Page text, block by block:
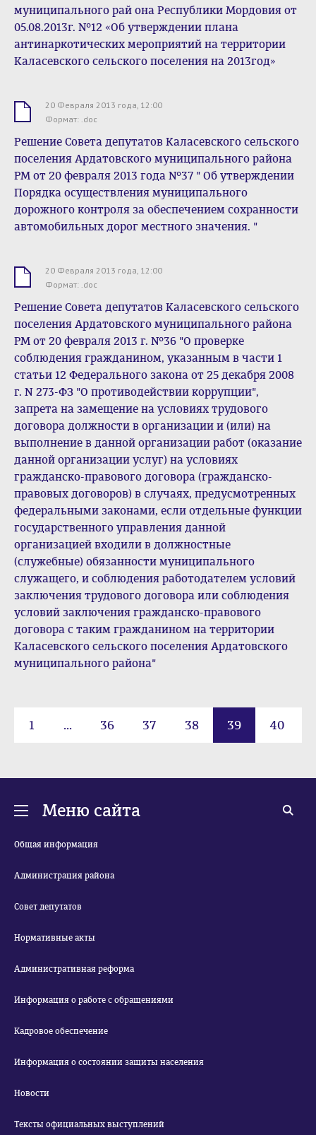
муниципального рай она Республики Мордовия от
05.08.2013г. №12 «Об утверждении плана
антинаркотических мероприятий на территории
Каласевского сельского поселения на 2013год»
20 Февраля 2013 года, 12:00
Формат: .doc
Решение Совета депутатов Каласевского сельского
поселения Ардатовского муниципального района
РМ от 20 февраля 2013 года №37 " Об утверждении
Порядка осуществления муниципального
дорожного контроля за обеспечением сохранности
автомобильных дорог местного значения. "
20 Февраля 2013 года, 12:00
Формат: .doc
Решение Совета депутатов Каласевского сельского
поселения Ардатовского муниципального района
РМ от 20 февраля 2013 г. №36 "О проверке
соблюдения гражданином, указанным в части 1
статьи 12 Федерального закона от 25 декабря 2008
г. N 273-ФЗ "О противодействии коррупции",
запрета на замещение на условиях трудового
договора должности в организации и (или) на
выполнение в данной организации работ (оказание
данной организации услуг) на условиях
гражданско-правового договора (гражданско-
правовых договоров) в случаях, предусмотренных
федеральными законами, если отдельные функции
государственного управления данной
организацией входили в должностные
(служебные) обязанности муниципального
служащего, и соблюдения работодателем условий
заключения трудового договора или соблюдения
условий заключения гражданско-правового
договора с таким гражданином на территории
Каласевского сельского поселения Ардатовского
муниципального района"
1 ... 36 37 38 39 40
Меню сайта
Общая информация
Администрация района
Совет депутатов
Нормативные акты
Административная реформа
Информация о работе с обращениями
Кадровое обеспечение
Информация о состоянии защиты населения
Новости
Тексты официальных выступлений